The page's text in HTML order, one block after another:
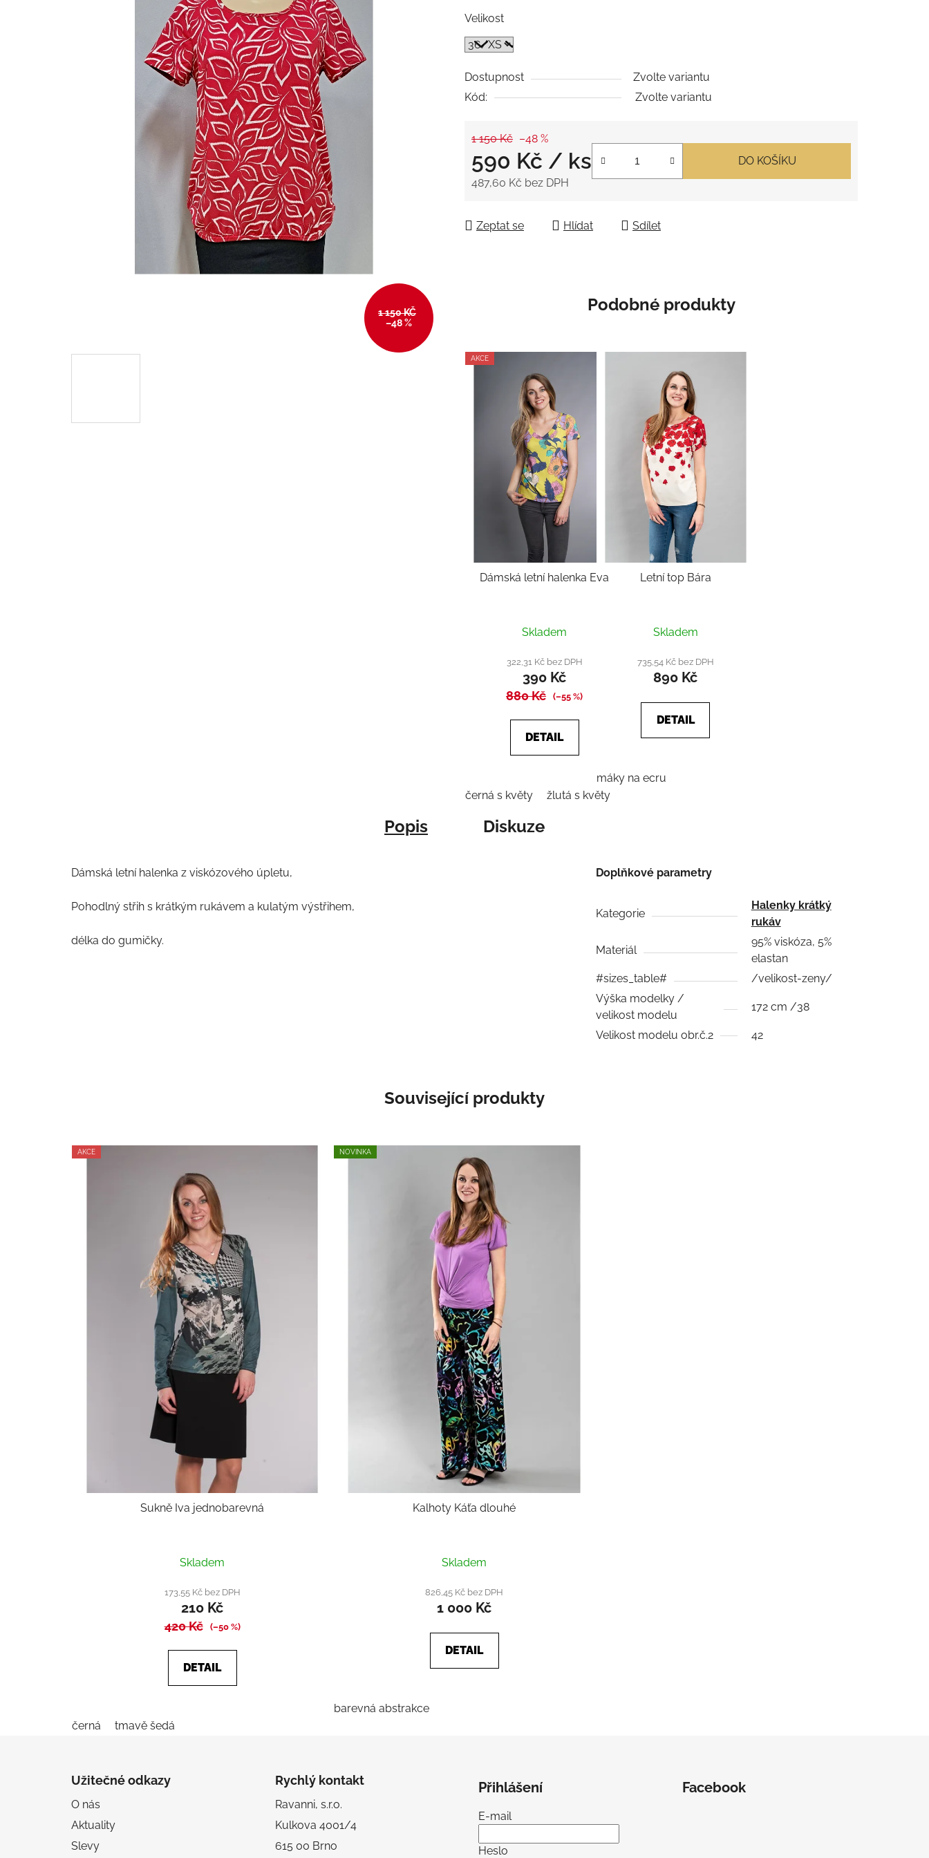
hvězdiček.
Velikost
Dostupnost
Zvolte variantu
Kód:
Zvolte variantu
1 150 Kč –48 %
590 Kč / ks
487,60 Kč bez DPH
DO KOŠÍKU
Zeptat se Hlídat Sdílet
Podobné produkty
AKCE
Dámská letní halenka Eva
hodnocení
produktu
je
4,0
5
Skladem
322,31 Kč bez DPH
390 Kč
880 Kč (–55 %)
DETAIL
černá s květy žlutá s květy
Letní top Bára
hodnocení
produktu
je
z
Skladem
735,54 Kč bez DPH
890 Kč
DETAIL
máky na ecru
1 150 KČ
–48 %
Popis Diskuze
Dámská letní halenka z viskózového úpletu,
Pohodlný střih s krátkým rukávem a kulatým výstřihem,
délka do gumičky.
Doplňkové parametry
Kategorie
Halenky krátký
rukáv
Materiál
95% viskóza, 5%
elastan
#sizes_table#
/velikost-zeny/
Výška modelky /
velikost modelu
172 cm /38
Velikost modelu obr.č.2 42
Související produkty
AKCE
Sukně Iva jednobarevná
hodnocení
produktu
je
5,0
5
Skladem
173,55 Kč bez DPH
210 Kč
420 Kč (–50 %)
DETAIL
černá tmavě šedá
NOVINKA
Kalhoty Káťa dlouhé
Skladem
826,45 Kč bez DPH
1 000 Kč
DETAIL
barevná abstrakce
Užitečné odkazy
O nás
Aktuality
Slevy
Rychlý kontakt
Ravanni, s.r.o.
Kulkova 4001/4
615 00 Brno
Přihlášení
E-mail
Heslo
Facebook